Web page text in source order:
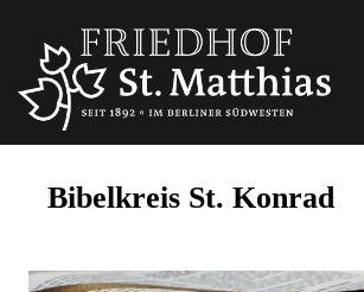
Bibelkreis St. Konrad